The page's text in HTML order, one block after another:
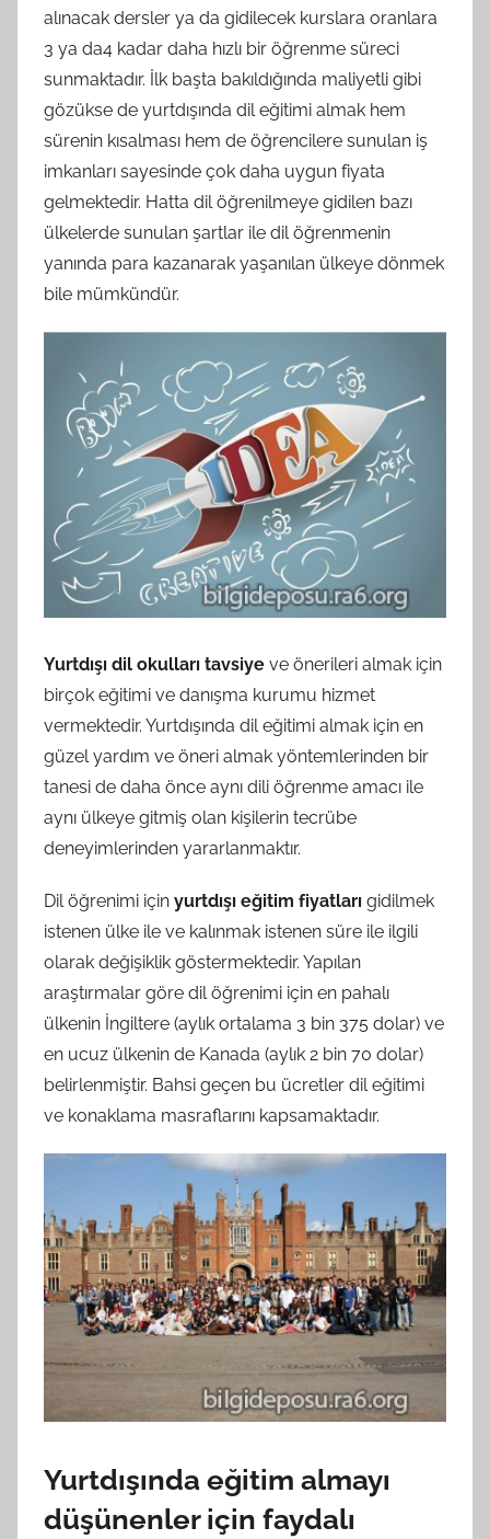
alınacak dersler ya da gidilecek kurslara oranlara
3 ya da4 kadar daha hızlı bir öğrenme süreci
sunmaktadır. İlk başta bakıldığında maliyetli gibi
gözükse de yurtdışında dil eğitimi almak hem
sürenin kısalması hem de öğrencilere sunulan iş
imkanları sayesinde çok daha uygun fiyata
gelmektedir. Hatta dil öğrenilmeye gidilen bazı
ülkelerde sunulan şartlar ile dil öğrenmenin
yanında para kazanarak yaşanılan ülkeye dönmek
bile mümkündür.
Yurtdışı dil okulları tavsiye ve önerileri almak için
birçok eğitimi ve danışma kurumu hizmet
vermektedir. Yurtdışında dil eğitimi almak için en
güzel yardım ve öneri almak yöntemlerinden bir
tanesi de daha önce aynı dili öğrenme amacı ile
aynı ülkeye gitmiş olan kişilerin tecrübe
deneyimlerinden yararlanmaktır.
Dil öğrenimi için yurtdışı eğitim fiyatları gidilmek
istenen ülke ile ve kalınmak istenen süre ile ilgili
olarak değişiklik göstermektedir. Yapılan
araştırmalar göre dil öğrenimi için en pahalı
ülkenin İngiltere (aylık ortalama 3 bin 375 dolar) ve
en ucuz ülkenin de Kanada (aylık 2 bin 70 dolar)
belirlenmiştir. Bahsi geçen bu ücretler dil eğitimi
ve konaklama masraflarını kapsamaktadır.
Yurtdışında eğitim almayı
düşünenler için faydalı